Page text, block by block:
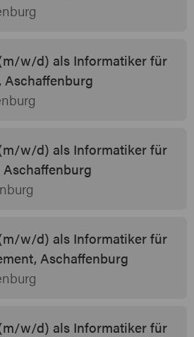
w/d) als Informatiker für
w/d) als Informatiker für
w/d) als Informatiker für
Aschaffenburg
w/d) als Informatiker für